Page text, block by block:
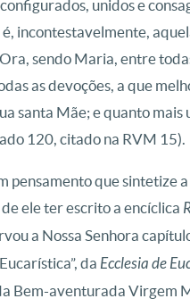
unidos e
incontestavelmente,
sendo Maria, entre
as devoções, a que
santa Mãe; e quanto
120, citado na RVM 15).
pensamento que sintetize
ele ter escrito a encíclica
a Nossa Senhora
da Ecclesia de
Bem-aventurada Virgem